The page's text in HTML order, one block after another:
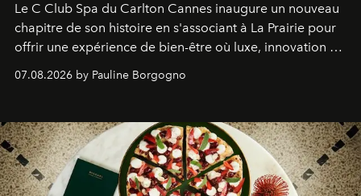
Le C Club Spa du Carlton Cannes inaugure un nouveau
chapitre de son histoire en s'associant à La Prairie pour
offrir une expérience de bien-être où luxe, innovation et
expertise se rencontrent.
07.08.2026 by Pauline Borgogno